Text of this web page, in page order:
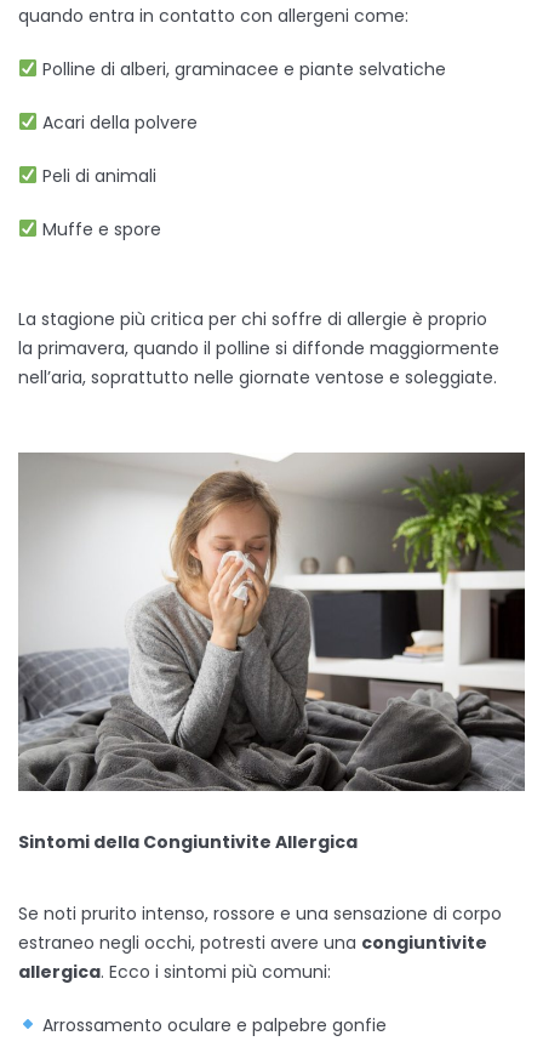
quando entra in contatto con allergeni come:
Polline di alberi, graminacee e piante selvatiche
Acari della polvere
Peli di animali
Muffe e spore
La stagione più critica per chi soffre di allergie è proprio
la primavera, quando il polline si diffonde maggiormente
nell’aria, soprattutto nelle giornate ventose e soleggiate.
Sintomi della Congiuntivite Allergica
Se noti prurito intenso, rossore e una sensazione di corpo
estraneo negli occhi, potresti avere una congiuntivite
allergica. Ecco i sintomi più comuni:
Arrossamento oculare e palpebre gonfie